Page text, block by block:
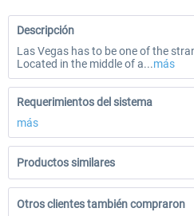
Descripción
Las Vegas has to be one of the
Located in the middle of a...más
Requerimientos del sistema
más
Productos similares
Otros clientes también compraron